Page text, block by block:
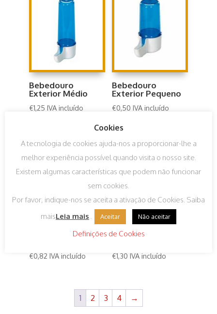
Bebedouro
Exterior Médio
€1,25 IVA incluído
Bebedouro
Exterior Pequeno
€0,50 IVA incluído
Bebedouro
€0,82 IVA incluído
Bebedouro Sifone
€1,30 IVA incluído
1 2 3 4 →
Cookies
A tecnologia de cookies ajuda-nos a proporcionar-lhe a
melhor experiência possível quando visita o nosso site.
Existem algumas características que podem não funcionar
sem cookies.
Por favor, indique-nos se aceita a ativação de Cookies. Saiba
maisLeia mais.. Aceitar Não aceitar
Definições de Cookies